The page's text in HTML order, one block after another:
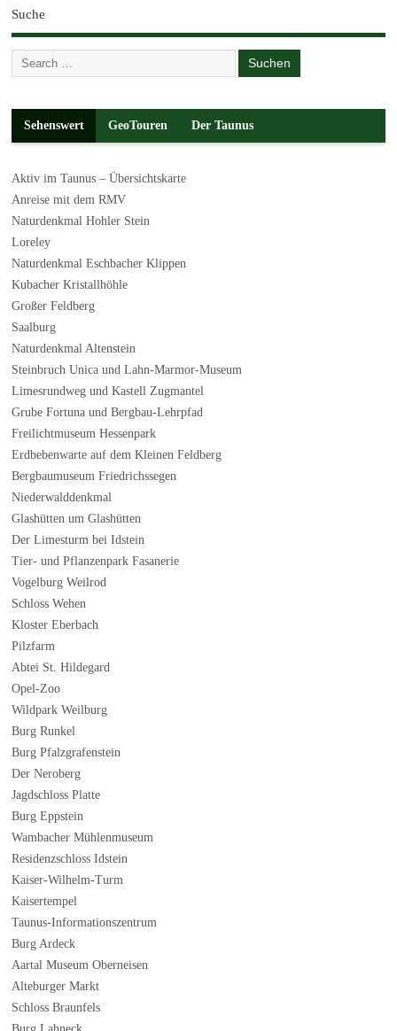
Suche
Sehenswert GeoTouren Der Taunus
Aktiv im Taunus – Übersichtskarte
Anreise mit dem RMV
Naturdenkmal Hohler Stein
Loreley
Naturdenkmal Eschbacher Klippen
Kubacher Kristallhöhle
Großer Feldberg
Saalburg
Naturdenkmal Altenstein
Steinbruch Unica und Lahn-Marmor-Museum
Limesrundweg und Kastell Zugmantel
Grube Fortuna und Bergbau-Lehrpfad
Freilichtmuseum Hessenpark
Erdbebenwarte auf dem Kleinen Feldberg
Bergbaumuseum Friedrichssegen
Niederwalddenkmal
Glashütten um Glashütten
Der Limesturm bei Idstein
Tier- und Pflanzenpark Fasanerie
Vogelburg Weilrod
Schloss Wehen
Kloster Eberbach
Pilzfarm
Abtei St. Hildegard
Opel-Zoo
Wildpark Weilburg
Burg Runkel
Burg Pfalzgrafenstein
Der Neroberg
Jagdschloss Platte
Burg Eppstein
Wambacher Mühlenmuseum
Residenzschloss Idstein
Kaiser-Wilhelm-Turm
Kaisertempel
Taunus-Informationszentrum
Burg Ardeck
Aartal Museum Oberneisen
Alteburger Markt
Schloss Braunfels